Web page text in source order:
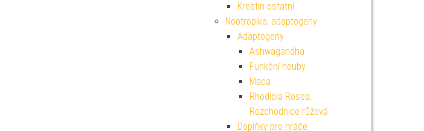
Kreatin ostatní
Nootropika, adaptogeny
Adaptogeny
Ashwagandha
Funkční houby
Maca
Rhodiola Rosea,
Rozchodnice růžová
Doplňky pro hráče